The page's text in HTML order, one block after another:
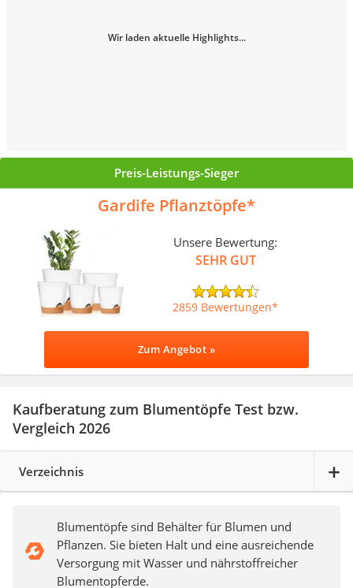
Wir laden aktuelle Highlights...
Preis-Leistungs-Sieger
Gardife Pflanztöpfe
Unsere Bewertung:
SEHR GUT
2859 Bewertungen
Zum Angebot »
Kaufberatung zum Blumentöpfe Test bzw.
Vergleich 2026
Verzeichnis
Blumentöpfe sind Behälter für Blumen und
Pflanzen. Sie bieten Halt und eine ausreichende
Versorgung mit Wasser und nährstoffreicher
Blumentopferde.